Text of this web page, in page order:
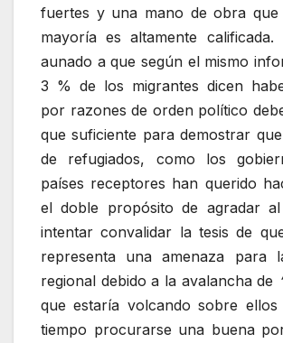
fuertes y una mano de obra
mayoría es altamente calificada.
aunado a que según el mismo
3 % de los migrantes dicen
por razones de orden político
que suficiente para demostrar
de refugiados, como los
países receptores han querido
el doble propósito de agradar
intentar convalidar la tesis de
representa una amenaza para
regional debido a la avalancha de
que estaría volcando sobre
tiempo procurarse una buena